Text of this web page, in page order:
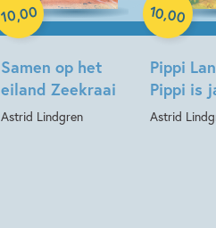
Samen op het
eiland Zeekraai
Astrid Lindgren
10,00
Pippi
Pippi is
Astrid
10,00